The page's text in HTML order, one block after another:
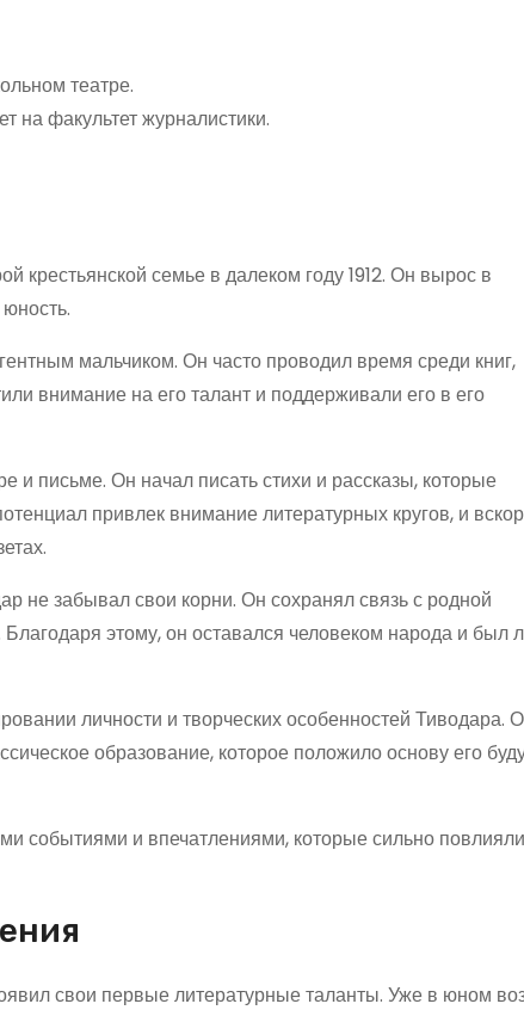
театре.
на факультет журналистики.
крестьянской семье в далеком году 1912. Он вырос в
мальчиком. Он часто проводил время среди книг,
внимание на его талант и поддерживали его в его
и письме. Он начал писать стихи и рассказы, которые
привлек внимание литературных кругов, и
не забывал свои корни. Он сохранял связь с родной
этому, он оставался человеком народа и был
личности и творческих особенностей Тиводара.
образование, которое положило основу его
и впечатлениями, которые сильно
свои первые литературные таланты. Уже в юном